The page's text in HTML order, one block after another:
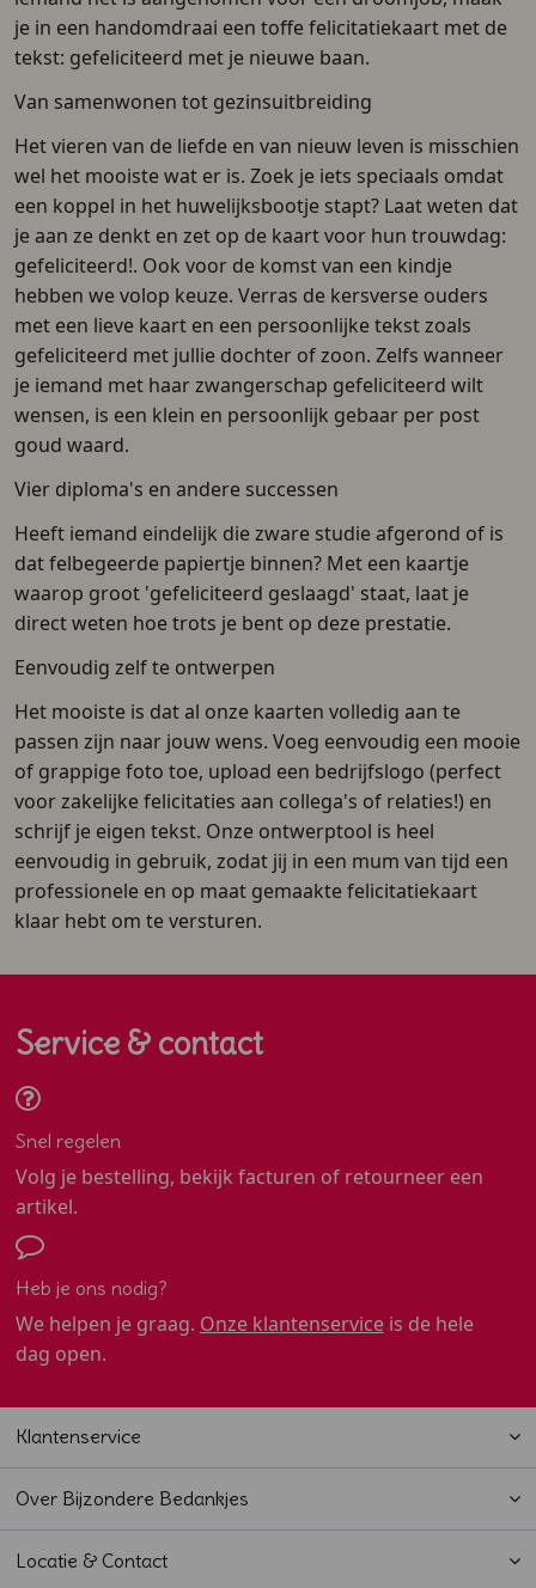
je in een handomdraai een toffe felicitatiekaart met de
tekst: gefeliciteerd met je nieuwe baan.
Van samenwonen tot gezinsuitbreiding
Het vieren van de liefde en van nieuw leven is misschien
wel het mooiste wat er is. Zoek je iets speciaals omdat
een koppel in het huwelijksbootje stapt? Laat weten dat
je aan ze denkt en zet op de kaart voor hun trouwdag:
gefeliciteerd!. Ook voor de komst van een kindje
hebben we volop keuze. Verras de kersverse ouders
met een lieve kaart en een persoonlijke tekst zoals
gefeliciteerd met jullie dochter of zoon. Zelfs wanneer
je iemand met haar zwangerschap gefeliciteerd wilt
wensen, is een klein en persoonlijk gebaar per post
goud waard.
Vier diploma's en andere successen
Heeft iemand eindelijk die zware studie afgerond of is
dat felbegeerde papiertje binnen? Met een kaartje
waarop groot 'gefeliciteerd geslaagd' staat, laat je
direct weten hoe trots je bent op deze prestatie.
Eenvoudig zelf te ontwerpen
Het mooiste is dat al onze kaarten volledig aan te
passen zijn naar jouw wens. Voeg eenvoudig een mooie
of grappige foto toe, upload een bedrijfslogo (perfect
voor zakelijke felicitaties aan collega's of relaties!) en
schrijf je eigen tekst. Onze ontwerptool is heel
eenvoudig in gebruik, zodat jij in een mum van tijd een
professionele en op maat gemaakte felicitatiekaart
klaar hebt om te versturen.
Service & contact
Snel regelen
Volg je bestelling, bekijk facturen of retourneer een
artikel.
Heb je ons nodig?
We helpen je graag. Onze klantenserviceis de hele
dag open.
Klantenservice
Over Bijzondere Bedankjes
Locatie & Contact